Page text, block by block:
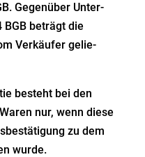
Gegenüber Unter­
beträgt die
Verkäufer gelie­
besteht bei den
nur, wenn diese
zu dem
wurde.